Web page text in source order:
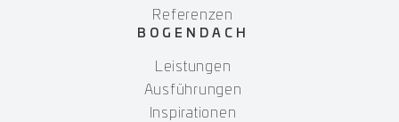
Referenzen
BOGENDACH
Leistungen
Ausführungen
Inspirationen